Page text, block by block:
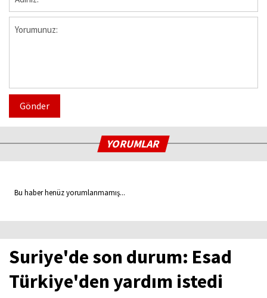
Gönder
YORUMLAR
Bu haber henüz yorumlanmamış...
Suriye'de son durum: Esad
Türkiye'den yardım istedi